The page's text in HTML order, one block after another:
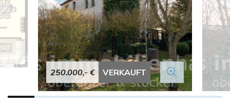
250.000,- € VERKAUFT